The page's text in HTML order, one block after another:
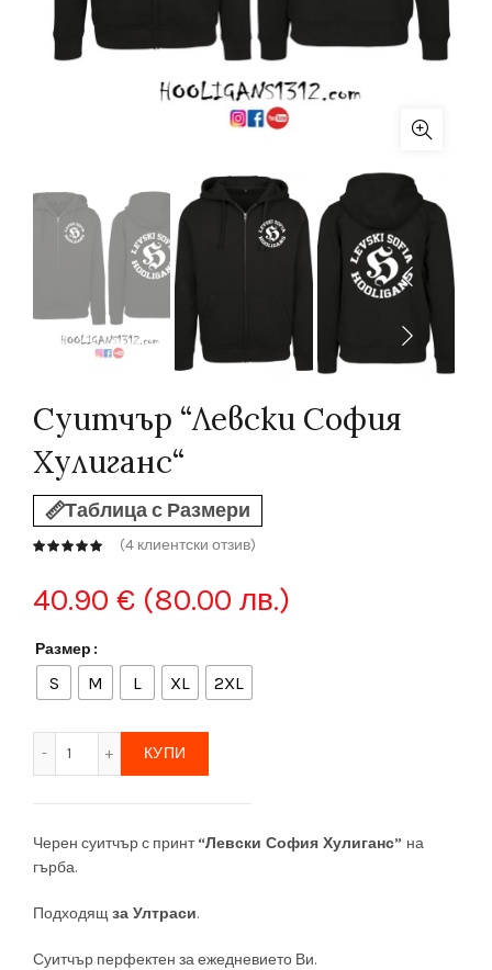
Суитчър “Левски София
Хулиганс“
Таблица с Размери
(4 клиентски отзив)
40.90 € (80.00 лв.)
Размер
S M L XL 2XL
КУПИ
Черен суитчър с принт“Левски София Хулиганс” на
гърба.
Подходящза Ултраси.
Суитчър перфектен за ежедневието Ви.